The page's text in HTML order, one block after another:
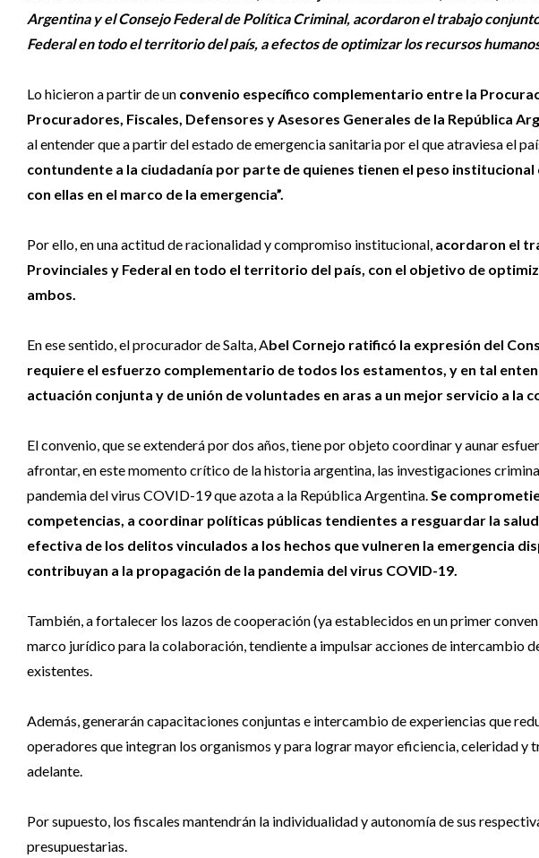
Argentina y el Consejo Federal de Política Criminal, acordaron el trabajo
Federal en todo el territorio del país, a efectos de optimizar los recursos
Lo hicieron a partir de un convenio específico complementario entre la
Procuradores, Fiscales, Defensores y Asesores Generales de la República
al entender que a partir del estado de emergencia sanitaria por el que atraviesa el
contundente a la ciudadanía por parte de quienes tienen el peso
con ellas en el marco de la emergencia”.
Por ello, en una actitud de racionalidad y compromiso institucional, acordaron el
Provinciales y Federal en todo el territorio del país, con el objetivo de
ambos.
En ese sentido, el procurador de Salta, Abel Cornejo ratificó la expresión del
requiere el esfuerzo complementario de todos los estamentos, y en tal
actuación conjunta y de unión de voluntades en aras a un mejor servicio a la
El convenio, que se extenderá por dos años, tiene por objeto coordinar y aunar
afrontar, en este momento crítico de la historia argentina, las investigaciones
pandemia del virus COVID-19 que azota a la República Argentina.Se
competencias, a coordinar políticas públicas tendientes a resguardar la
efectiva de los delitos vinculados a los hechos que vulneren la emergencia
contribuyan a la propagación de la pandemia del virus COVID-19.
También, a fortalecer los lazos de cooperación (ya establecidos en un primer
marco jurídico para la colaboración, tendiente a impulsar acciones de intercambio
existentes.
Además, generarán capacitaciones conjuntas e intercambio de experiencias que
operadores que integran los organismos y para lograr mayor eficiencia, celeridad y
adelante.
Por supuesto, los fiscales mantendrán la individualidad y autonomía de sus
presupuestarias.